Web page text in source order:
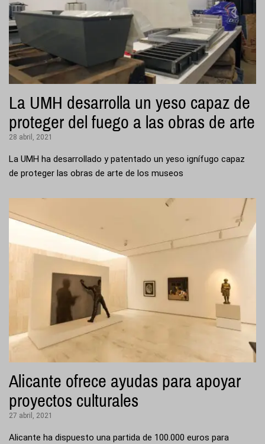
La UMH desarrolla un yeso capaz de
proteger del fuego a las obras de arte
28 abril, 2021
La UMH ha desarrollado y patentado un yeso ignífugo capaz
de proteger las obras de arte de los museos
Alicante ofrece ayudas para apoyar
proyectos culturales
27 abril, 2021
Alicante ha dispuesto una partida de 100.000 euros para